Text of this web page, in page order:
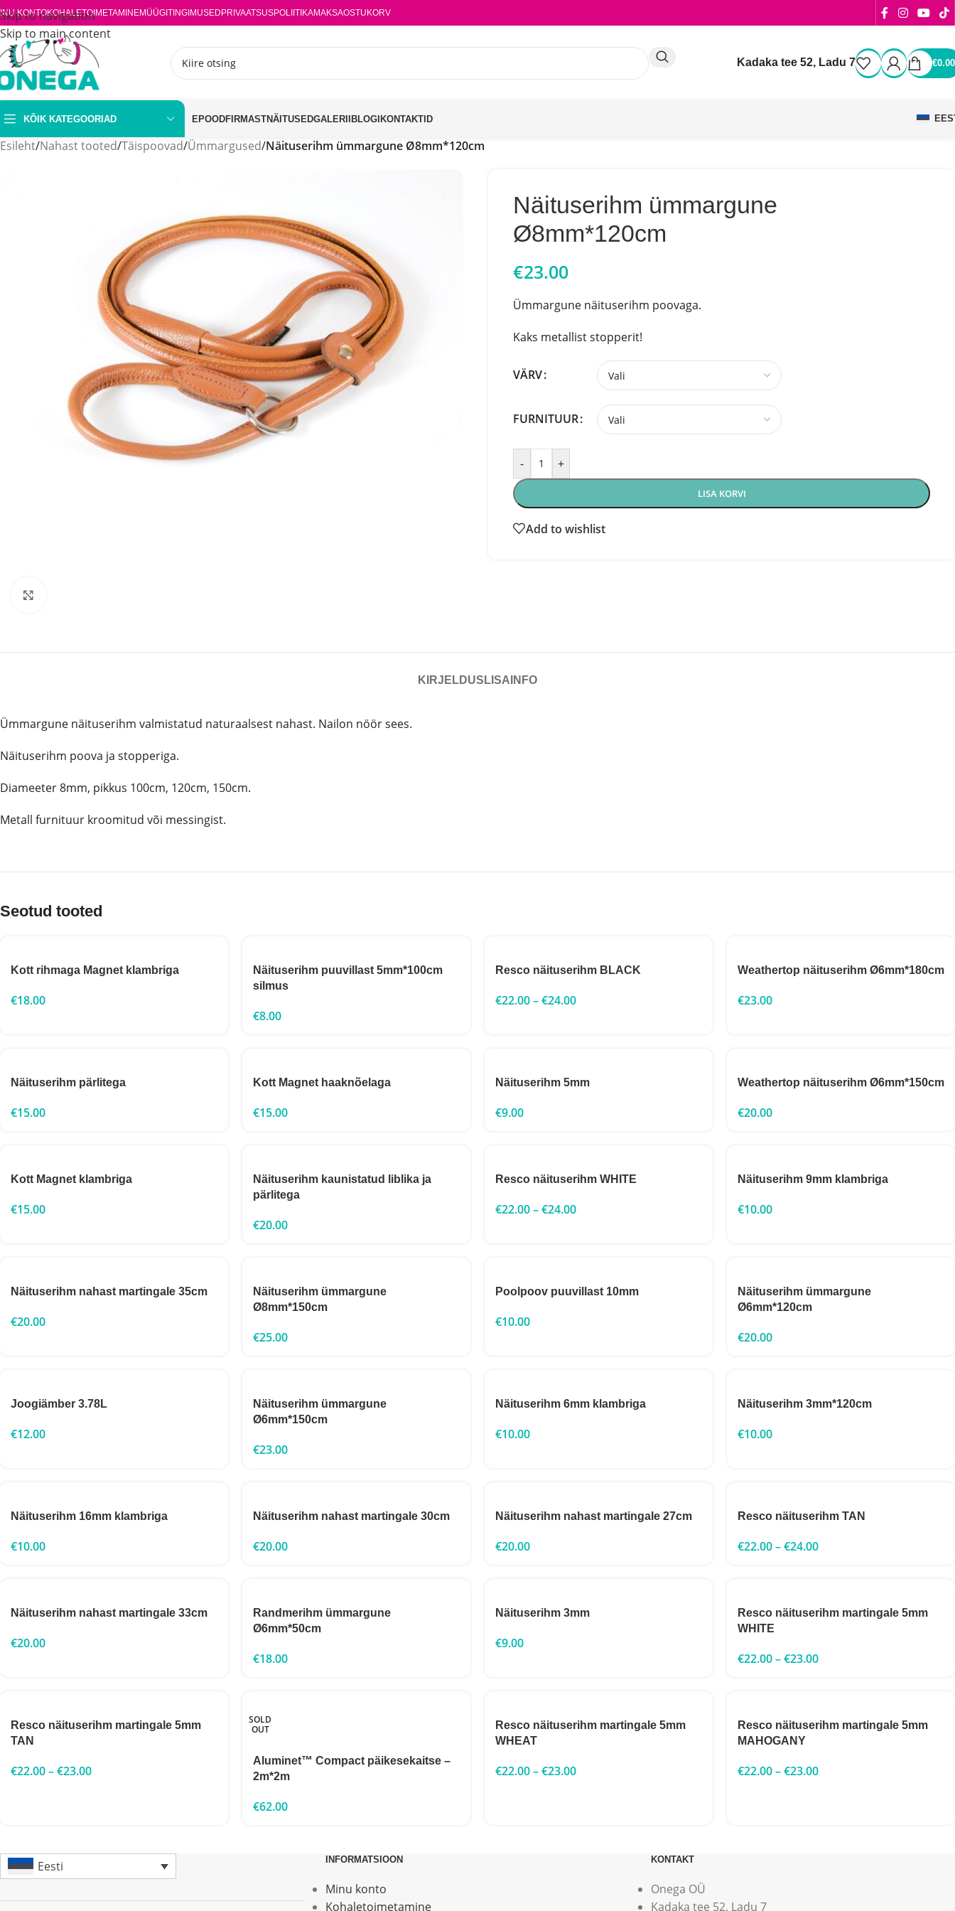
Skip to navigation
Skip to main content
KONTOKOHALETOIMETAMINEMÜÜGITINGIMUSED PRIVAATSUSPOLIITIKAMAKSAOSTUKORV
Kadaka tee 52, Ladu 7 €0.00
KÕIK KATEGOORIAD EPOODFIRMASTNÄITUSEDGALERIIBLOGIKONTAKTID
Esileht/Nahast tooted/Täispoovad/Ümmargused/Näituserihm ümmargune Ø8mm*120cm
Näituserihm ümmargune
Ø8mm*120cm
€23.00
Ümmargune näituserihm poovaga.
Kaks metallist stopperit!
VÄRV
FURNITUUR
- +
LISA KORVI
Add to wishlist
KIRJELDUS LISAINFO
Ümmargune näituserihm valmistatud naturaalsest nahast. Nailon nöör sees.
Näituserihm poova ja stopperiga.
Diameeter 8mm, pikkus 100cm, 120cm, 150cm.
Metall furnituur kroomitud või messingist.
Seotud tooted
Kott rihmaga Magnet klambriga
€18.00
Näituserihm puuvillast 5mm*100cm
silmus
€8.00
Resco näituserihm BLACK
€22.00–€24.00
Weathertop näituserihm Ø6mm*180cm
€23.00
Näituserihm pärlitega
€15.00
Kott Magnet haaknõelaga
€15.00
Näituserihm 5mm
€9.00
Weathertop näituserihm Ø6mm*150cm
€20.00
Kott Magnet klambriga
€15.00
Näituserihm kaunistatud liblika ja
pärlitega
€20.00
Resco näituserihm WHITE
€22.00–€24.00
Näituserihm 9mm klambriga
€10.00
Näituserihm nahast martingale 35cm
€20.00
Näituserihm ümmargune
Ø8mm*150cm
€25.00
Poolpoov puuvillast 10mm
€10.00
Näituserihm ümmargune
Ø6mm*120cm
€20.00
Joogiämber 3.78L
€12.00
Näituserihm ümmargune
Ø6mm*150cm
€23.00
Näituserihm 6mm klambriga
€10.00
Näituserihm 3mm*120cm
€10.00
Näituserihm 16mm klambriga
€10.00
Näituserihm nahast martingale 30cm
€20.00
Näituserihm nahast martingale 27cm
€20.00
Resco näituserihm TAN
€22.00–€24.00
Näituserihm nahast martingale 33cm
€20.00
Randmerihm ümmargune
Ø6mm*50cm
€18.00
Näituserihm 3mm
€9.00
Resco näituserihm martingale 5mm
WHITE
€22.00–€23.00
Resco näituserihm martingale 5mm
TAN
€22.00–€23.00
SOLD
OUT
Aluminet™ Compact päikesekaitse –
2m*2m
€62.00
Resco näituserihm martingale 5mm
WHEAT
€22.00–€23.00
Resco näituserihm martingale 5mm
MAHOGANY
€22.00–€23.00
Eesti INFORMATSIOON
Minu konto
Kohaletoimetamine
KONTAKT
Onega OÜ
Kadaka tee 52, Ladu 7